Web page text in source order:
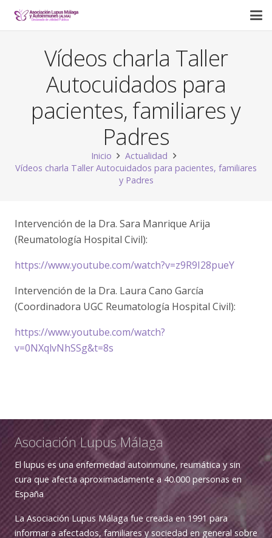
Vídeos charla Taller
Autocuidados para
pacientes, familiares y
Padres
Inicio
Actualidad
Vídeos charla Taller Autocuidados para pacientes, familiares
y Padres
Intervención de la Dra. Sara Manrique Arija
(Reumatología Hospital Civil):
https://www.youtube.com/watch?v=z9R9I28pueY
Intervención de la Dra. Laura Cano García
(Coordinadora UGC Reumatología Hospital Civil):
https://www.youtube.com/watch?
v=0NXqlvNhSSg&t=8s
Asociación Lupus Málaga
El lupus es una enfermedad autoinmune, reumática y sin
cura que afecta aproximadamente a 40.000 personas en
España
La Asociación Lupus Málaga fue creada en 1991 para
informar a afectados, familiares y sociedad en general sobre